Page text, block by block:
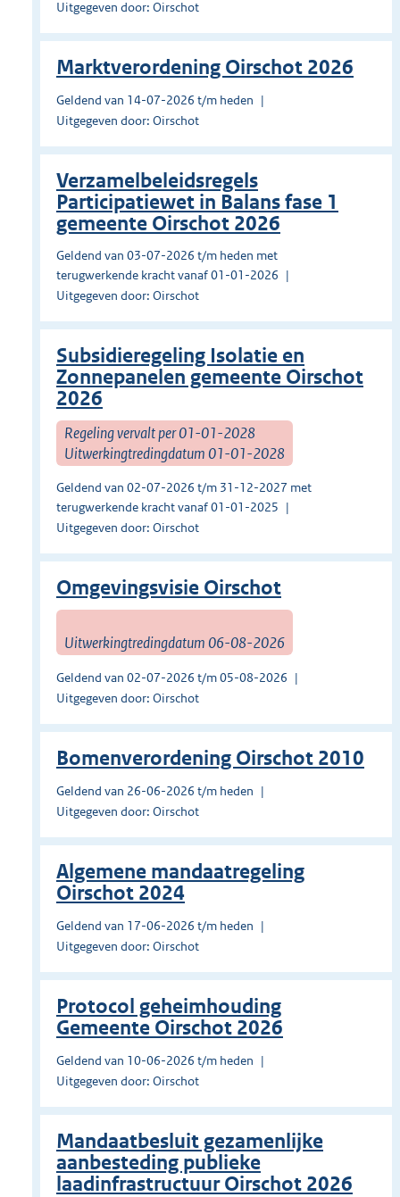
Uitgegeven door: Oirschot
Marktverordening Oirschot 2026
Geldend van 14-07-2026 t/m heden
Uitgegeven door: Oirschot
Verzamelbeleidsregels
Participatiewet in Balans fase 1
gemeente Oirschot 2026
Geldend van 03-07-2026 t/m heden met
terugwerkende kracht vanaf 01-01-2026
Uitgegeven door: Oirschot
Subsidieregeling Isolatie en
Zonnepanelen gemeente Oirschot
2026
Regeling vervalt per 01-01-2028
Uitwerkingtredingdatum 01-01-2028
Geldend van 02-07-2026 t/m 31-12-2027 met
terugwerkende kracht vanaf 01-01-2025
Uitgegeven door: Oirschot
Omgevingsvisie Oirschot
Uitwerkingtredingdatum 06-08-2026
Geldend van 02-07-2026 t/m 05-08-2026
Uitgegeven door: Oirschot
Bomenverordening Oirschot 2010
Geldend van 26-06-2026 t/m heden
Uitgegeven door: Oirschot
Algemene mandaatregeling
Oirschot 2024
Geldend van 17-06-2026 t/m heden
Uitgegeven door: Oirschot
Protocol geheimhouding
Gemeente Oirschot 2026
Geldend van 10-06-2026 t/m heden
Uitgegeven door: Oirschot
Mandaatbesluit gezamenlijke
aanbesteding publieke
laadinfrastructuur Oirschot 2026